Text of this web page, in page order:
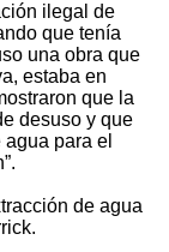
ilegal de
que tenía
una obra que
estaba en
que la
desuso y que
para el
de agua